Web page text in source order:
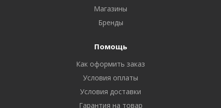
Магазины
Бренды
Помощь
Как оформить заказ
Условия оплаты
Условия доставки
Гарантия на товар